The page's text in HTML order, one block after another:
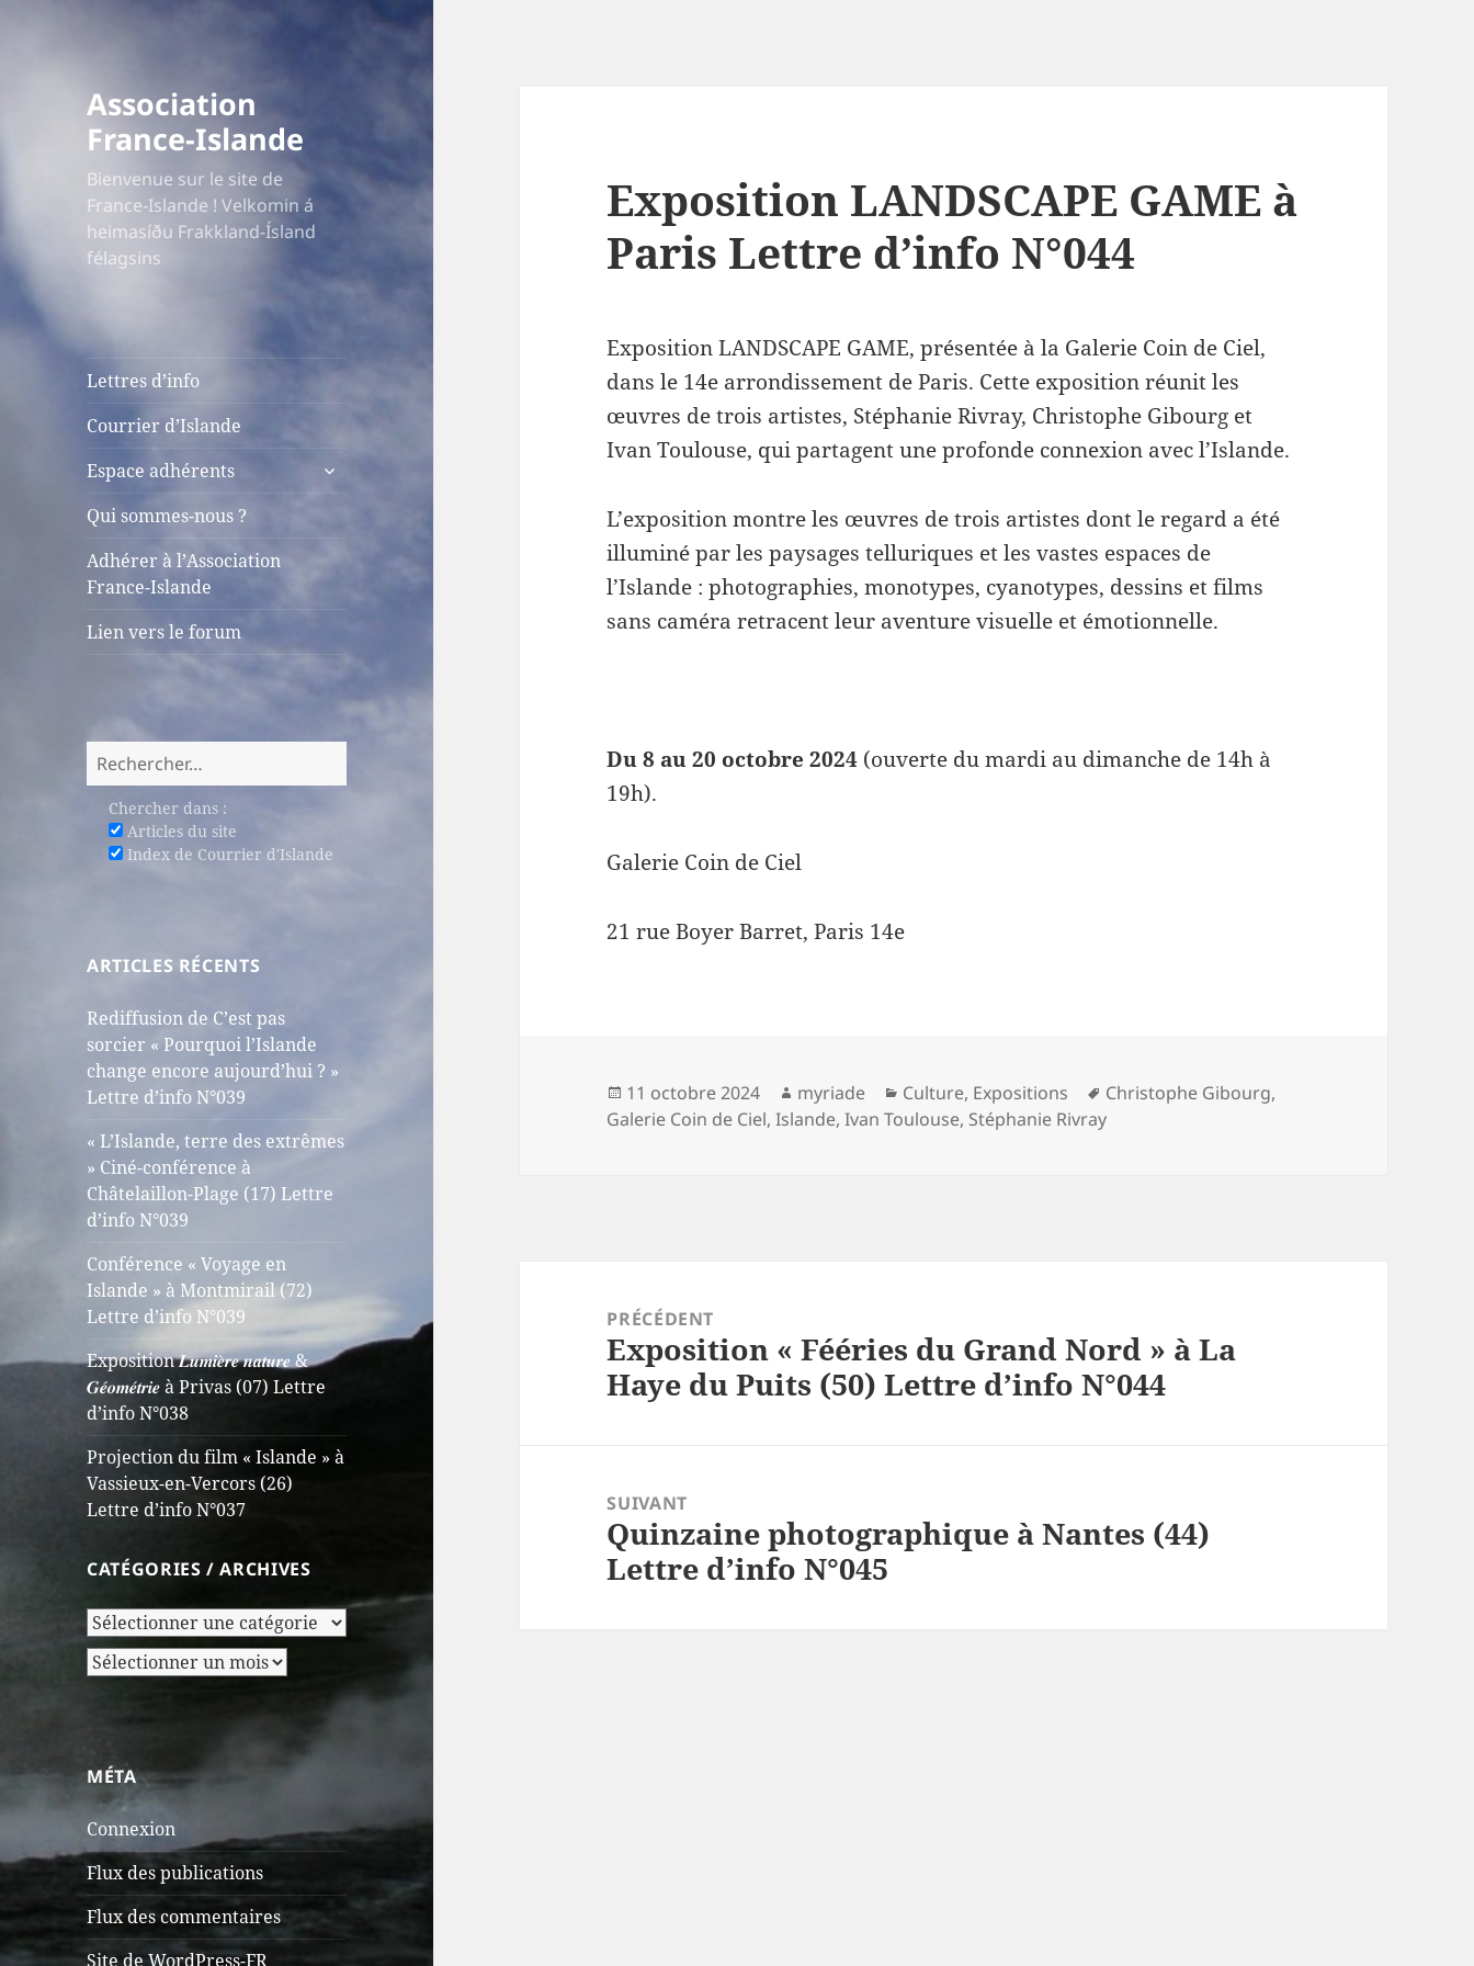
Association
France-Islande
Bienvenue sur le site de
France-Islande ! Velkomin á
heimasíðu Frakkland-Ísland
félagsins
Lettres d’info
Courrier d’Islande
Espace adhérents
ouvrir
menu
Qui sommes-nous ?
Adhérer à l’Association
France-Islande
Lien vers le forum
Rechercher :
Chercher dans :
Articles du site
Index de Courrier d'Islande
ARTICLES RÉCENTS
Rediffusion de C’est pas
sorcier « Pourquoi l’Islande
change encore aujourd’hui ? »
Lettre d’info N°039
« L’Islande, terre des extrêmes
» Ciné-conférence à
Châtelaillon-Plage (17) Lettre
d’info N°039
Conférence « Voyage en
Islande » à Montmirail (72)
Lettre d’info N°039
Exposition 𝑳𝒖𝒎𝒊𝒆̀𝒓𝒆 𝒏𝒂𝒕𝒖𝒓𝒆 &
𝑮𝒆́𝒐𝒎𝒆́𝒕𝒓𝒊𝒆 à Privas (07) Lettre
d’info N°038
Projection du film « Islande » à
Vassieux-en-Vercors (26)
Lettre d’info N°037
CATÉGORIES / ARCHIVES
Catégories
/
Archives
Archives
MÉTA
Connexion
Flux des publications
Flux des commentaires
Site de WordPress-FR
Exposition LANDSCAPE GAME à
Paris Lettre d’info N°044
Exposition LANDSCAPE GAME, présentée à la Galerie Coin de Ciel,
dans le 14e arrondissement de Paris. Cette exposition réunit les
œuvres de trois artistes, Stéphanie Rivray, Christophe Gibourg et
Ivan Toulouse, qui partagent une profonde connexion avec l’Islande.
L’exposition montre les œuvres de trois artistes dont le regard a été
illuminé par les paysages telluriques et les vastes espaces de
l’Islande : photographies, monotypes, cyanotypes, dessins et films
sans caméra retracent leur aventure visuelle et émotionnelle.
Du 8 au 20 octobre 2024 (ouverte du mardi au dimanche de 14h à
19h).
Galerie Coin de Ciel
21 rue Boyer Barret, Paris 14e
Publié
le
11 octobre 2024 Auteur
myriade Catégories
Culture, Expositions
Mots-
clés
Christophe Gibourg,
Galerie Coin de Ciel,Islande,Ivan Toulouse, Stéphanie Rivray
PRÉCÉDENT
Article
précédent :
Exposition « Fééries du Grand Nord » à La
Haye du Puits (50) Lettre d’info N°044
SUIVANT
Article
suivant :
Quinzaine photographique à Nantes (44)
Lettre d’info N°045